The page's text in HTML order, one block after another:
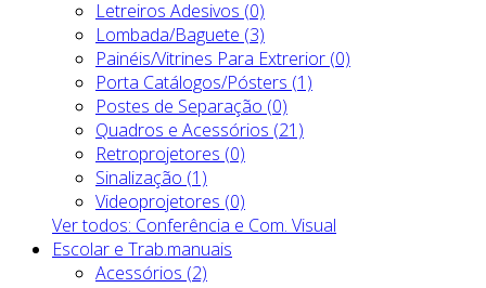
Letreiros Adesivos (0)
Lombada/Baguete (3)
Painéis/Vitrines Para Extrerior (0)
Porta Catálogos/Pósters (1)
Postes de Separação (0)
Quadros e Acessórios (21)
Retroprojetores (0)
Sinalização (1)
Videoprojetores (0)
Ver todos: Conferência e Com. Visual
Escolar e Trab.manuais
Acessórios (2)